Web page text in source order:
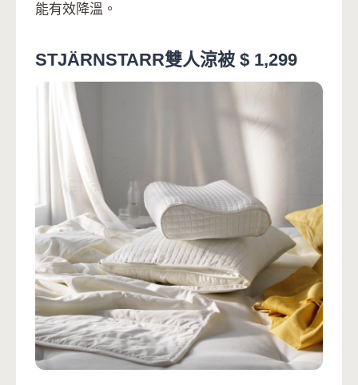
能有效降溫。
STJÄRNSTARR雙人涼被 $ 1,299